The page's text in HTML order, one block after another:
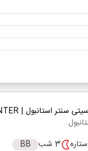
سنتر استانبول | CITY CENTER
3 شب BB